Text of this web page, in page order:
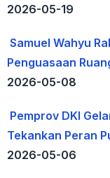
2026-05-19
Samuel Wahyu
Penguasaan
2026-05-08
Pemprov DKI
Tekankan Peran
2026-05-06